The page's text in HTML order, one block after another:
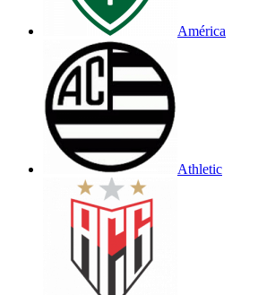
América
Athletic